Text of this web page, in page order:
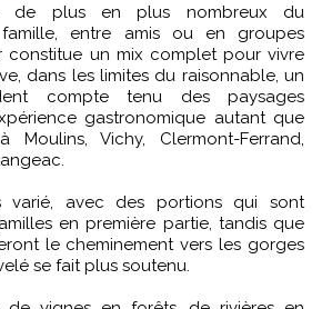
entre amis ou en groupes
constitue un mix complet pour vivre
dans les limites du raisonnable, un
compte tenu des paysages
gastronomique autant que
Vichy, Clermont-Ferrand,
varié, avec des portions qui sont
en première partie, tandis que
le cheminement vers les gorges
se fait plus soutenu.